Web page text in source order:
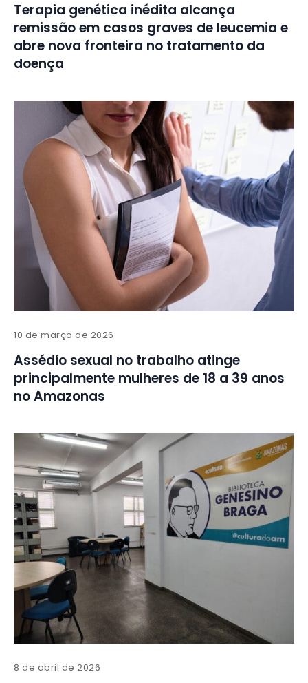
Terapia genética inédita alcança
remissão em casos graves de leucemia e
abre nova fronteira no tratamento da
doença
10 de março de 2026
Assédio sexual no trabalho atinge
principalmente mulheres de 18 a 39 anos
no Amazonas
8 de abril de 2026